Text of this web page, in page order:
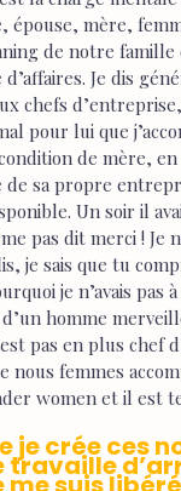
épouse, mère,
de notre
Je dis
chefs
pour lui que
de mère,
de sa propre
Un soir il
pas dit merci !
je sais que tu
je n’avais pas
homme
pas en plus chef
femmes
women et il est
je crée ces
travaille